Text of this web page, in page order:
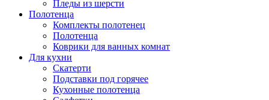
Пледы из шерсти
Полотенца
Комплекты полотенец
Полотенца
Коврики для ванных комнат
Для кухни
Скатерти
Подставки под горячее
Кухонные полотенца